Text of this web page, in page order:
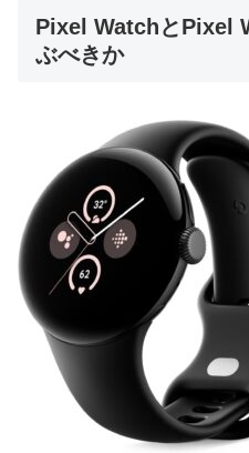
Pixel WatchとPixel
ぶべきか